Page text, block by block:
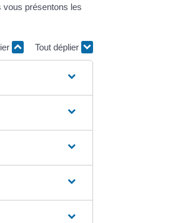
vous présentons les
Tout déplier